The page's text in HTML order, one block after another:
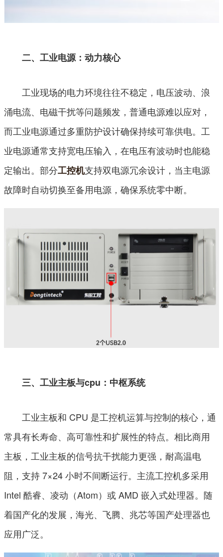
二、工业电源：动力核心
工业现场的电力环境往往不稳定，电压波动、浪
涌电流、电磁干扰等问题频发，普通电源难以应对，
而工业电源通过多重防护设计确保持续可靠供电。工
业电源通常支持宽电压输入，在电压有波动时也能稳
定输出。部分工控机支持双电源冗余设计，当主电源
故障时自动切换至备用电源，确保系统零中断。
三、工业主板与cpu：中枢系统
工业主板和 CPU 是工控机运算与控制的核心，通
常具有长寿命、高可靠性和扩展性的特点。相比商用
主板，工业主板的信号抗干扰能力更强，耐高温电
阻，支持 7×24 小时不间断运行。主流工控机多采用
Intel 酷睿、凌动（Atom）或 AMD 嵌入式处理器。随
着国产化的发展，海光、飞腾、兆芯等国产处理器也
应用广泛。